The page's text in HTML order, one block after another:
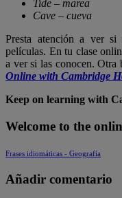
Tide – marea
Cave – cueva
Presta atención a ver si
películas. En tu clase
a ver si las conocen. Otra
Online with Cambridge
Keep on learning with
Welcome to the
Frases idiomáticas - Geografía
Añadir comentario